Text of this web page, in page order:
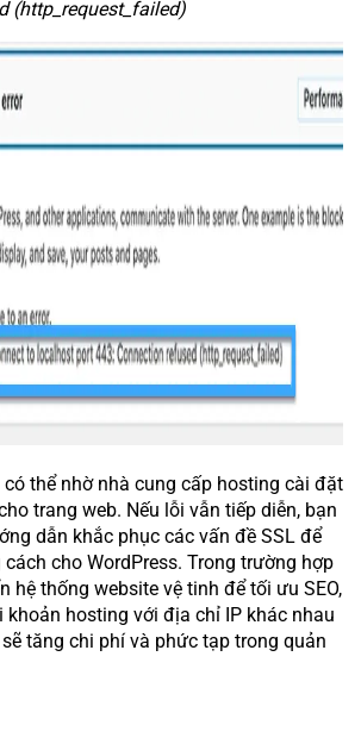
(http_request_failed)
thể nhờ nhà cung cấp hosting cài đặt
trang web. Nếu lỗi vẫn tiếp diễn, bạn
dẫn khắc phục các vấn đề SSL để
cho WordPress. Trong trường hợp
hệ thống website vệ tinh để tối ưu SEO,
khoản hosting với địa chỉ IP khác nhau
tăng chi phí và phức tạp trong quản